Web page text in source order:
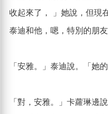
收起來了， 」她說，但現
泰迪和他，嗯，特別的朋友
「安雅。」泰迪說。「她
「對，安雅。」卡蘿琳邊